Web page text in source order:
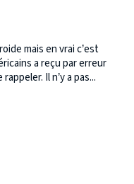
mais en vrai c’est
a reçu par erreur
Il n’y a pas...